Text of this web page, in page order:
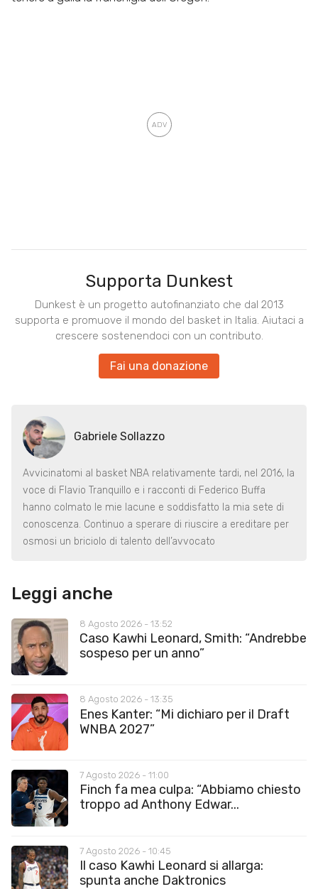
Supporta Dunkest
Dunkest è un progetto autofinanziato che dal 2013
supporta e promuove il mondo del basket in Italia. Aiutaci a
crescere sostenendoci con un contributo.
Fai una donazione
Gabriele Sollazzo
Avvicinatomi al basket NBA relativamente tardi, nel 2016, la
voce di Flavio Tranquillo e i racconti di Federico Buffa
hanno colmato le mie lacune e soddisfatto la mia sete di
conoscenza. Continuo a sperare di riuscire a ereditare per
osmosi un briciolo di talento dell’avvocato
Leggi anche
8 Agosto 2026 - 13:52
Caso Kawhi Leonard, Smith: “Andrebbe
sospeso per un anno”
8 Agosto 2026 - 13:35
Enes Kanter: “Mi dichiaro per il Draft
WNBA 2027”
7 Agosto 2026 - 11:00
Finch fa mea culpa: “Abbiamo chiesto
troppo ad Anthony Edwar...
7 Agosto 2026 - 10:45
Il caso Kawhi Leonard si allarga:
spunta anche Daktronics